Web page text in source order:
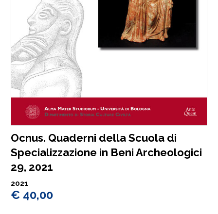
Ocnus. Quaderni della Scuola di
Specializzazione in Beni Archeologici
29, 2021
2021
€ 40,00